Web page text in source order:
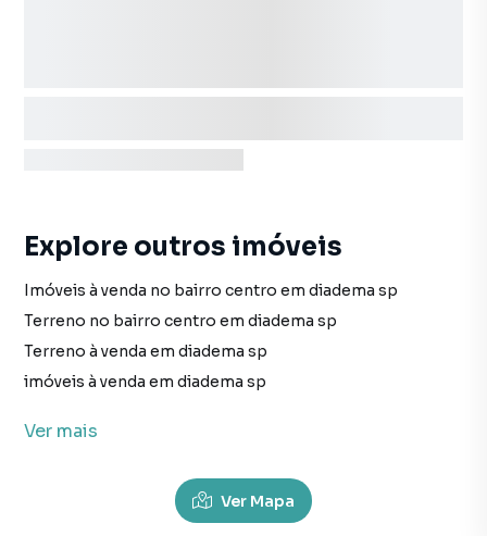
Explore outros imóveis
Imóveis à venda no bairro centro em diadema sp
Terreno no bairro centro em diadema sp
Terreno à venda em diadema sp
imóveis à venda em diadema sp
Ver mais
Ver Mapa